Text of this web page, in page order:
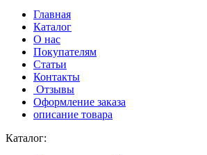
Главная
Каталог
О нас
Покупателям
Статьи
Контакты
Отзывы
Оформление заказа
описание товара
Каталог: